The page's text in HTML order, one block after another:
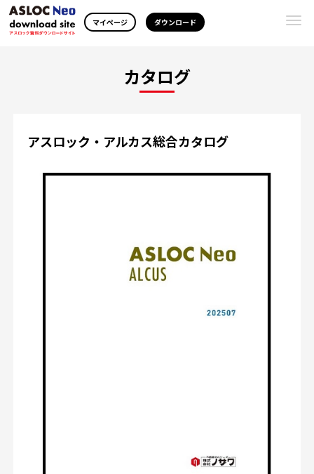
マイページ ダウンロード
カタログ
アスロック・アルカス総合カタログ